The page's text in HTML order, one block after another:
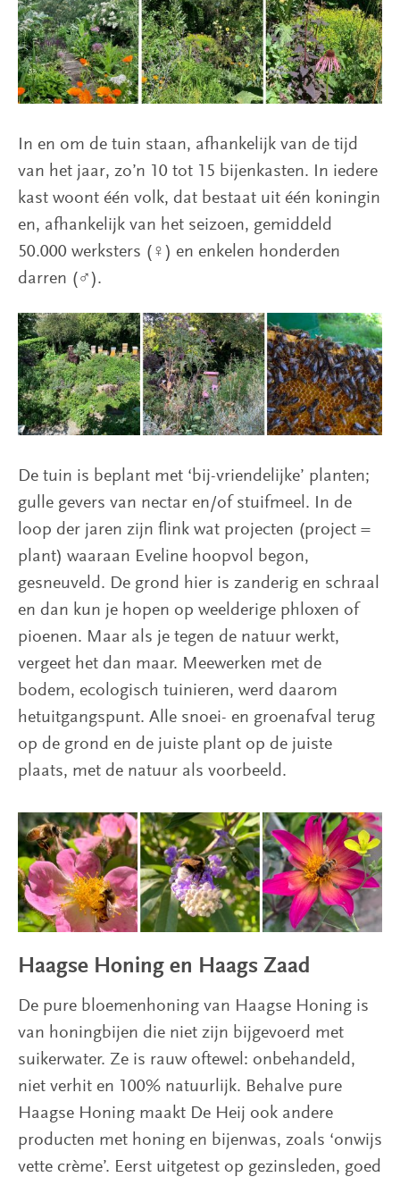
In en om de tuin staan, afhankelijk van de tijd
van het jaar, zo’n 10 tot 15 bijenkasten. In iedere
kast woont één volk, dat bestaat uit één koningin
en, afhankelijk van het seizoen, gemiddeld
50.000 werksters (♀) en enkelen honderden
darren (♂).
De tuin is beplant met ‘bij-vriendelijke’ planten;
gulle gevers van nectar en/of stuifmeel. In de
loop der jaren zijn flink wat projecten (project =
plant) waaraan Eveline hoopvol begon,
gesneuveld. De grond hier is zanderig en schraal
en dan kun je hopen op weelderige phloxen of
pioenen. Maar als je tegen de natuur werkt,
vergeet het dan maar. Meewerken met de
bodem, ecologisch tuinieren, werd daarom
hetuitgangspunt. Alle snoei- en groenafval terug
op de grond en de juiste plant op de juiste
plaats, met de natuur als voorbeeld.
Haagse Honing en Haags Zaad
De pure bloemenhoning van Haagse Honing is
van honingbijen die niet zijn bijgevoerd met
suikerwater. Ze is rauw oftewel: onbehandeld,
niet verhit en 100% natuurlijk. Behalve pure
Haagse Honing maakt De Heij ook andere
producten met honing en bijenwas, zoals ‘onwijs
vette crème’. Eerst uitgetest op gezinsleden, goed